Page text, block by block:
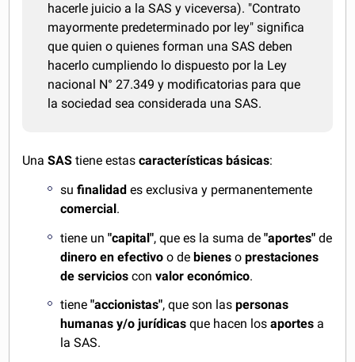
hacerle juicio a la SAS y viceversa). "Contrato
mayormente predeterminado por ley" significa
que quien o quienes forman una SAS deben
hacerlo cumpliendo lo dispuesto por la Ley
nacional N° 27.349 y modificatorias para que
la sociedad sea considerada una SAS.
UnaSAS tiene estascaracterísticas básicas:
sufinalidad es exclusiva y permanentemente
comercial.
tiene un"capital", que es la suma de"aportes" de
dinero en efectivo o debienes oprestaciones
de servicios convalor económico.
tiene"accionistas", que son laspersonas
humanas y/o jurídicas que hacen losaportes a
la SAS.